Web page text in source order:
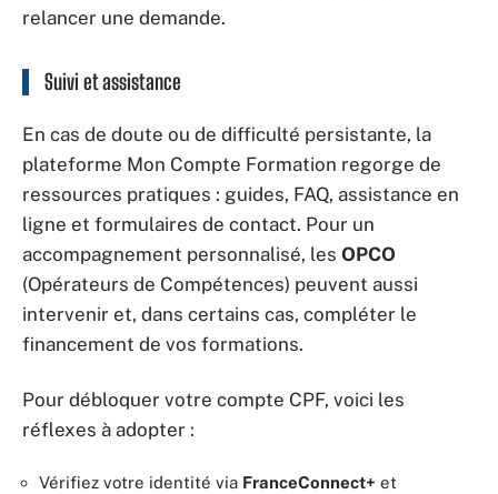
relancer une demande.
Suivi et assistance
En cas de doute ou de difficulté persistante, la
plateforme Mon Compte Formation regorge de
ressources pratiques : guides, FAQ, assistance en
ligne et formulaires de contact. Pour un
accompagnement personnalisé, les OPCO
(Opérateurs de Compétences) peuvent aussi
intervenir et, dans certains cas, compléter le
financement de vos formations.
Pour débloquer votre compte CPF, voici les
réflexes à adopter :
Vérifiez votre identité via FranceConnect+ et